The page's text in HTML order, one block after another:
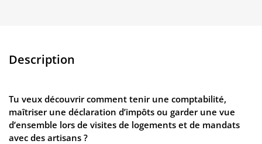
Description
Tu veux découvrir comment tenir une comptabilité,
maîtriser une déclaration d’impôts ou garder une vue
d’ensemble lors de visites de logements et de mandats
avec des artisans ?